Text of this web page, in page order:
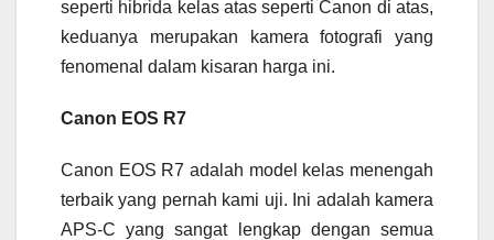
seperti hibrida kelas atas seperti Canon di atas,
keduanya merupakan kamera fotografi yang
fenomenal dalam kisaran harga ini.
Canon EOS R7
Canon EOS R7 adalah model kelas menengah
terbaik yang pernah kami uji. Ini adalah kamera
APS-C yang sangat lengkap dengan semua